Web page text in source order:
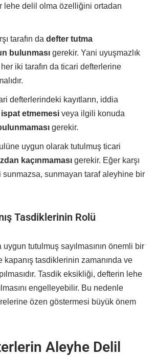
lehe delil olma özelliğini ortadan
tarafın da defter tutma
bulunması gerekir. Yani uyuşmazlık
iki tarafın da ticari defterlerine
defterlerindeki kayıtların, iddia
etmemesi veya ilgili konuda
gerekir.
uygun olarak tutulmuş ticari
kaçınmaması gerekir. Eğer karşı
sunmazsa, sunmayan taraf aleyhine bir
Tasdiklerinin Rolü
tutulmuş sayılmasının önemli bir
kapanış tasdiklerinin zamanında ve
Tasdik eksikliği, defterin lehe
engelleyebilir. Bu nedenle
özen göstermesi büyük önem
Aleyhe Delil